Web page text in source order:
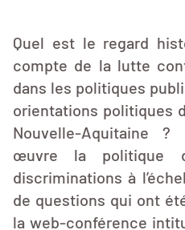
Quel est le regard
compte de la lutte
dans les politiques
orientations politiques
Nouvelle-Aquitaine
œuvre la politique
discriminations à
de questions qui ont
la web-conférence